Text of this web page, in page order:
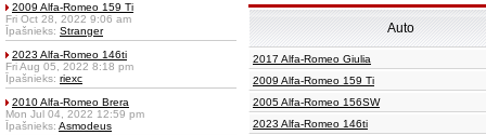
2009 Alfa-Romeo 159 Ti
Fri Oct 28, 2022 9:06 am
Īpašnieks: Stranger
2023 Alfa-Romeo 146ti
Fri Aug 05, 2022 8:18 pm
Īpašnieks: riexc
2010 Alfa-Romeo Brera
Mon Jul 04, 2022 12:59 pm
Īpašnieks: Asmodeus
Auto
2017 Alfa-Romeo Giulia
2009 Alfa-Romeo 159 Ti
2005 Alfa-Romeo 156SW
2023 Alfa-Romeo 146ti